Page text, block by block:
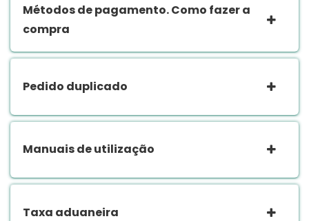
Métodos de pagamento. Como fazer a
compra
Pedido duplicado
Manuais de utilização
Taxa aduaneira